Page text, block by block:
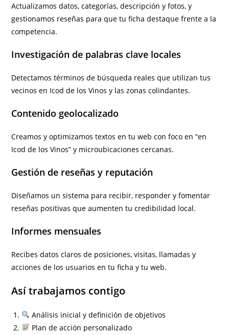
Actualizamos datos, categorías, descripción y fotos, y
gestionamos reseñas para que tu ficha destaque frente a la
competencia.
Investigación de palabras clave locales
Detectamos términos de búsqueda reales que utilizan tus
vecinos en Icod de los Vinos y las zonas colindantes.
Contenido geolocalizado
Creamos y optimizamos textos en tu web con foco en “en
Icod de los Vinos” y microubicaciones cercanas.
Gestión de reseñas y reputación
Diseñamos un sistema para recibir, responder y fomentar
reseñas positivas que aumenten tu credibilidad local.
Informes mensuales
Recibes datos claros de posiciones, visitas, llamadas y
acciones de los usuarios en tu ficha y tu web.
Así trabajamos contigo
Análisis inicial y definición de objetivos
Plan de acción personalizado